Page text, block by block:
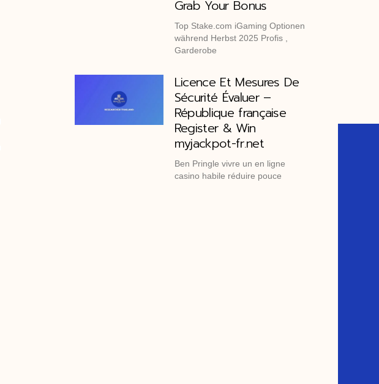
Grab Your Bonus
Top Stake.com iGaming Optionen
während Herbst 2025 Profis ,
Garderobe
Licence Et Mesures De
Sécurité Évaluer –
République française
Register & Win
myjackpot-fr.net
Ben Pringle vivre un en ligne
casino habile réduire pouce